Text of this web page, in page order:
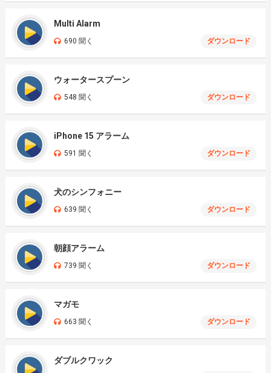
Multi Alarm
690 聞く ダウンロード
ウォータースプーン
548 聞く ダウンロード
iPhone 15 アラーム
591 聞く ダウンロード
犬のシンフォニー
639 聞く ダウンロード
朝顔アラーム
739 聞く ダウンロード
マガモ
663 聞く ダウンロード
ダブルクワック